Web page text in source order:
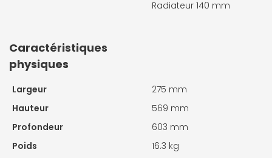
Radiateur 140 mm
Caractéristiques
physiques
Largeur
275 mm
Hauteur
569 mm
Profondeur
603 mm
Poids
16.3 kg